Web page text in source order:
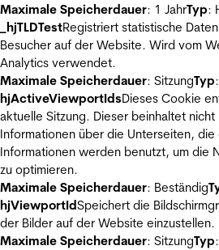
Maximale Speicherdauer: 1 JahrTyp:
_hjTLDTestRegistriert statistische
Besucher auf der Website. Wird vom
Analytics verwendet.
Maximale Speicherdauer: SitzungTyp
hjActiveViewportIdsDieses Cookie
aktuelle Sitzung. Dieser beinhaltet
Informationen über die Unterseiten,
Informationen werden benutzt, um die
zu optimieren.
Maximale Speicherdauer: Beständig
hjViewportIdSpeichert die
der Bilder auf der Website einzustellen.
Maximale Speicherdauer: SitzungTyp